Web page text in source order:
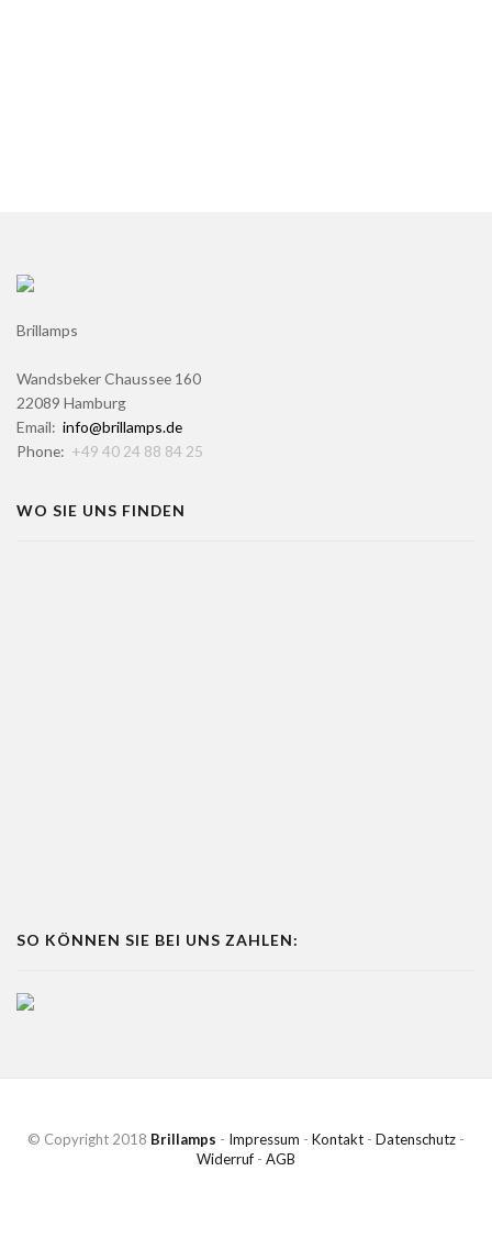
Brillamps
Wandsbeker Chaussee 160
22089 Hamburg
Email: info@brillamps.de
Phone: +49 40 24 88 84 25
WO SIE UNS FINDEN
SO KÖNNEN SIE BEI UNS ZAHLEN:
© Copyright 2018 Brillamps - Impressum - Kontakt - Datenschutz -
Widerruf - AGB